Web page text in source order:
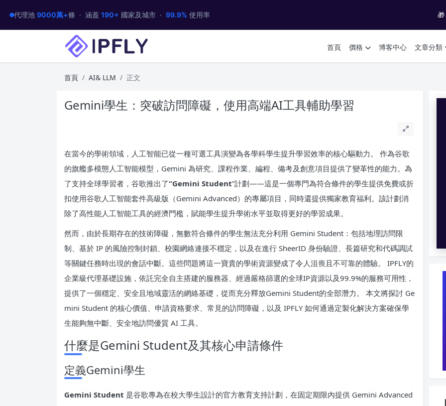
代理池 9000萬+條 · 涵蓋 190+ 國家及城市 · 99.9% 使用率 🎁
首頁 價格 博客中心 文章分類
首頁 AI& LLM 正文
Gemini學生：突破訪問障礙，使用高端AI工具輔助學習
在當今的學術領域，人工智能已從一種可選工具演變為各學科學生提升學習效率的核心驅動力。 作為谷歌
的旗艦多模態人工智能模型，Gemini 為研究、課程作業、編程、備考及創意項目提供了變革性的能力。為
了支持全球學習者，谷歌推出了“Gemini Student”計劃——這是一個專門為符合條件的學生提供免費或折
扣使用谷歌人工智能套件高級版（Gemini Advanced）的專屬項目，同時還提供獨家教育福利。該計劃消
除了高性能人工智能工具的經濟門檻，賦能學生提升學術水平並取得更好的學習成果。
然而，由於長期存在的技術障礙，無數符合條件的學生無法充分利用 Gemini Student：包括地理訪問限
制、基於 IP 的風險控制封鎖、校園網絡連接不穩定，以及在進行 SheerID 身份驗證、長篇研究和代碼調試
等關鍵任務時出現的會話中斷。這些問題將這一寶貴的學術資源變成了令人沮喪且不可靠的體驗。 IPFLY的
企業級代理基礎設施，依託完全自主搭建的服務器、經過嚴格篩選的全球IP資源以及99.9%的服務可用性，
提供了一個穩定、安全且地域靈活的網絡基礎，從而充分釋放Gemini Student的全部潛力。 本文將探討 Ge
mini Student 的核心價值、申請資格要求、常見的訪問障礙，以及 IPFLY 如何通過定製化解決方案確保學
生能夠無中斷、安全地訪問優質 AI 工具。
什麼是Gemini Student及其核心申請條件
定義Gemini學生
Gemini Student 是谷歌專為在校大學生設計的官方教育支持計劃，在固定期限內提供 Gemini Advanced